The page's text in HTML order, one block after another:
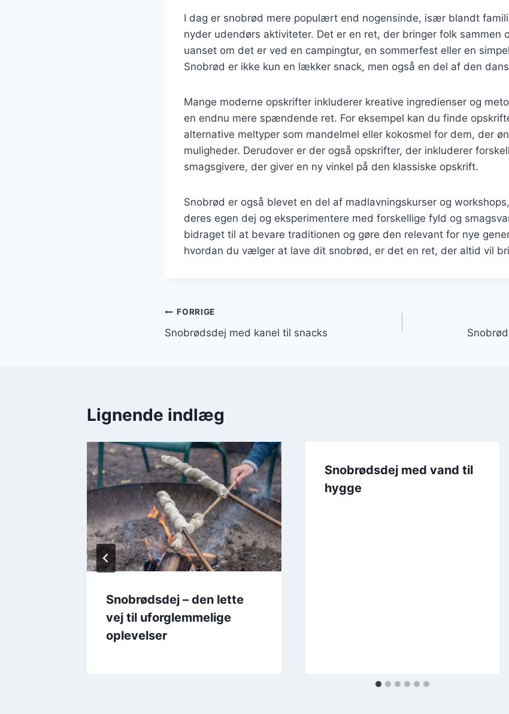
I dag er snobrød mere populært end nogensinde, især blandt
nyder udendørs aktiviteter. Det er en ret, der bringer folk sammen
uanset om det er ved en campingtur, en sommerfest eller en
Snobrød er ikke kun en lækker snack, men også en del af den
Mange moderne opskrifter inkluderer kreative ingredienser og
en endnu mere spændende ret. For eksempel kan du finde
alternative meltyper som mandelmel eller kokosmel for dem, der
muligheder. Derudover er der også opskrifter, der inkluderer
smagsgivere, der giver en ny vinkel på den klassiske opskrift.
Snobrød er også blevet en del af madlavningskurser og
deres egen dej og eksperimentere med forskellige fyld og
bidraget til at bevare traditionen og gøre den relevant for nye
hvordan du vælger at lave dit snobrød, er det en ret, der altid vil
Indlægsnavigation
FORRIGE
Snobrødsdej med kanel til snacks
Lignende indlæg
Snobrødsdej – den lette
vej til uforglemmelige
oplevelser
Snobrødsdej med vand til
hygge